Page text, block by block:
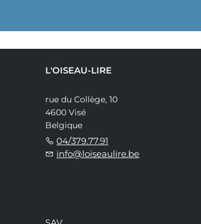
L'OISEAU-LIRE
rue du Collège, 10
4600 Visé
Belgique
04/379.77.91
info@loiseaulire.be